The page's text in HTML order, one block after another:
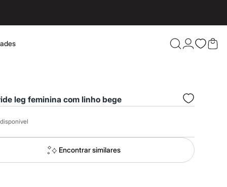
Confira
leg feminina com linho bege
Encontrar similares